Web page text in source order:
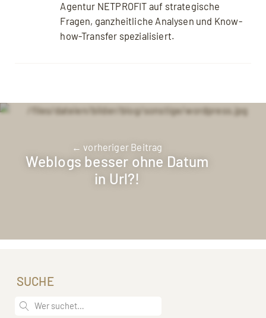
Agentur NETPROFIT auf strategische
Fragen, ganzheitliche Analysen und Know-
how-Transfer spezialisiert.
← vorheriger Beitrag
Weblogs besser ohne Datum
in Url?!
SUCHE